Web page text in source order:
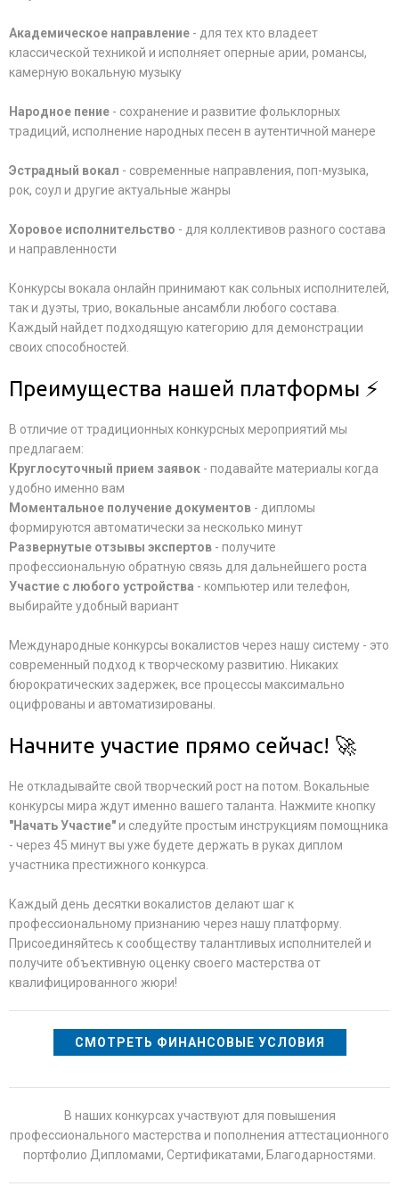
Академическое направление - для тех кто владеет
классической техникой и исполняет оперные арии, романсы,
камерную вокальную музыку
Народное пение - сохранение и развитие фольклорных
традиций, исполнение народных песен в аутентичной манере
Эстрадный вокал - современные направления, поп-музыка,
рок, соул и другие актуальные жанры
Хоровое исполнительство - для коллективов разного состава
и направленности
Конкурсы вокала онлайн принимают как сольных исполнителей,
так и дуэты, трио, вокальные ансамбли любого состава.
Каждый найдет подходящую категорию для демонстрации
своих способностей.
Преимущества нашей платформы ⚡
В отличие от традиционных конкурсных мероприятий мы
предлагаем:
Круглосуточный прием заявок - подавайте материалы когда
удобно именно вам
Моментальное получение документов - дипломы
формируются автоматически за несколько минут
Развернутые отзывы экспертов - получите
профессиональную обратную связь для дальнейшего роста
Участие с любого устройства - компьютер или телефон,
выбирайте удобный вариант
Международные конкурсы вокалистов через нашу систему - это
современный подход к творческому развитию. Никаких
бюрократических задержек, все процессы максимально
оцифрованы и автоматизированы.
Начните участие прямо сейчас! 🚀
Не откладывайте свой творческий рост на потом. Вокальные
конкурсы мира ждут именно вашего таланта. Нажмите кнопку
"Начать Участие"и следуйте простым инструкциям помощника
- через 45 минут вы уже будете держать в руках диплом
участника престижного конкурса.
Каждый день десятки вокалистов делают шаг к
профессиональному признанию через нашу платформу.
Присоединяйтесь к сообществу талантливых исполнителей и
получите объективную оценку своего мастерства от
квалифицированного жюри!
СМОТРЕТЬ ФИНАНСОВЫЕ УСЛОВИЯ
В наших конкурсах участвуют для повышения
профессионального мастерства и пополнения аттестационного
портфолио Дипломами, Сертификатами, Благодарностями.